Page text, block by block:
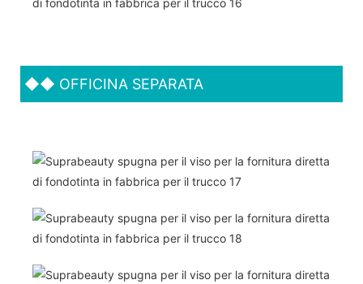
◆◆ OFFICINA SEPARATA